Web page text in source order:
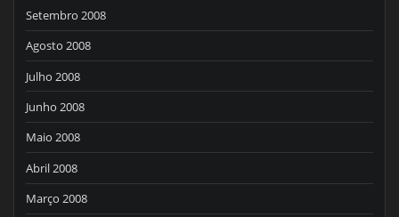
Setembro 2008
Agosto 2008
Julho 2008
Junho 2008
Maio 2008
Abril 2008
Março 2008